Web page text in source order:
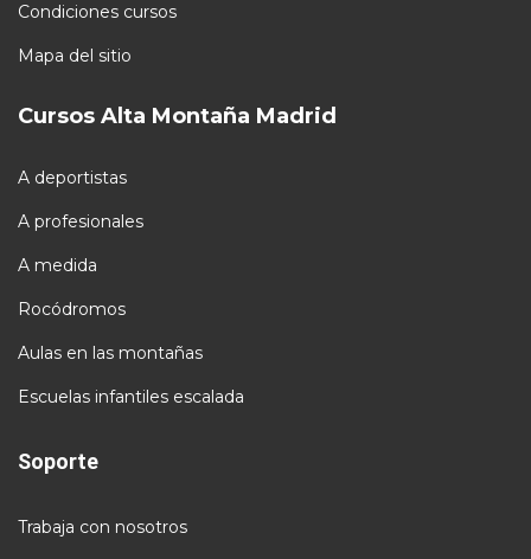
Condiciones cursos
Mapa del sitio
Cursos Alta Montaña Madrid
A deportistas
A profesionales
A medida
Rocódromos
Aulas en las montañas
Escuelas infantiles escalada
Soporte
Trabaja con nosotros